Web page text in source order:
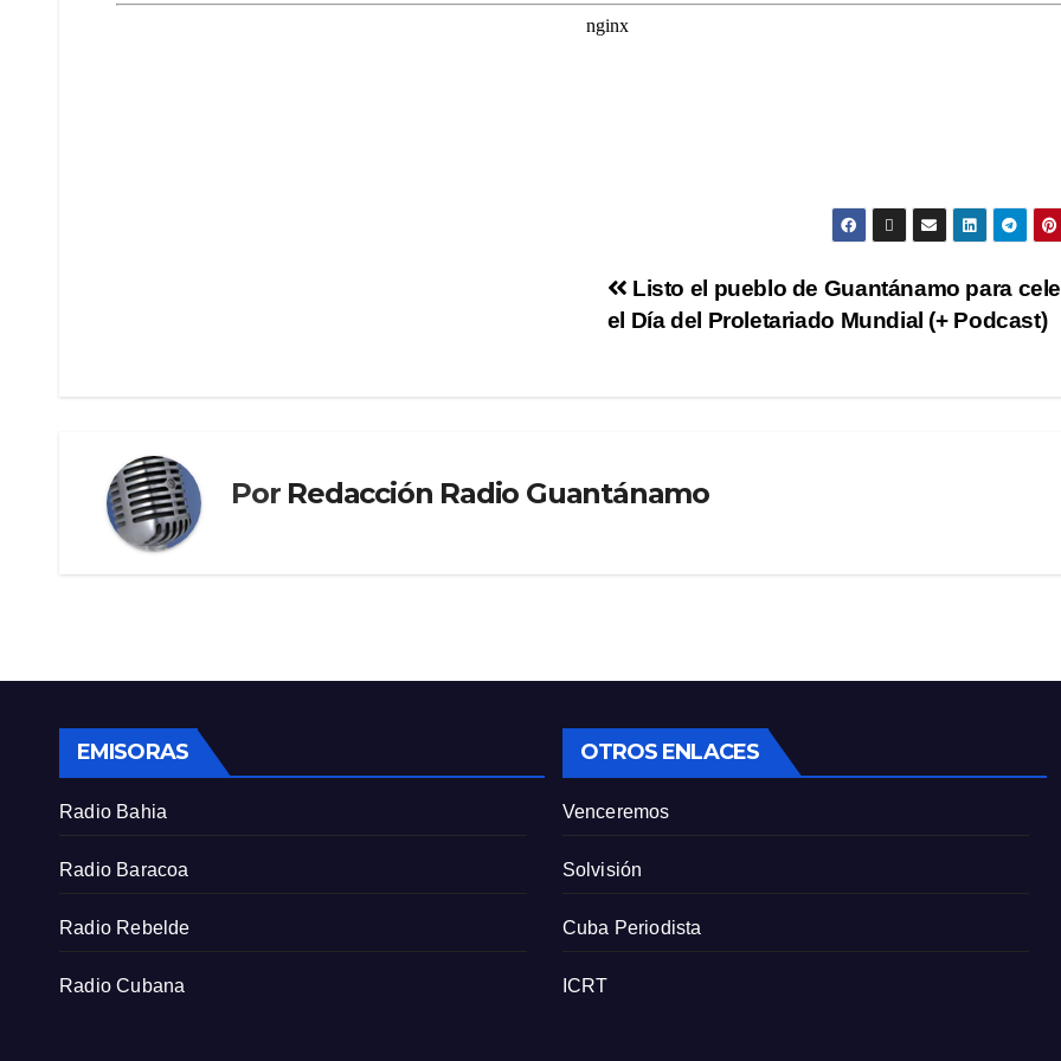
Listo el pueblo de Guantánamo para
el Día del Proletariado Mundial (+ Podcast)
Por Redacción Radio Guantánamo
EMISORAS
Radio Bahia
Radio Baracoa
Radio Rebelde
Radio Cubana
OTROS ENLACES
Venceremos
Solvisión
Cuba Periodista
ICRT